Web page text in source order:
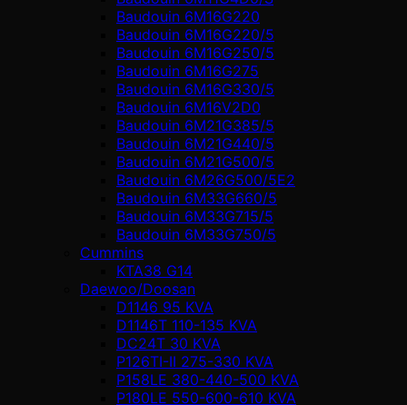
Baudouin 6M16G220
Baudouin 6M16G220/5
Baudouin 6M16G250/5
Baudouin 6M16G275
Baudouin 6M16G330/5
Baudouin 6M16V2D0
Baudouin 6M21G385/5
Baudouin 6M21G440/5
Baudouin 6M21G500/5
Baudouin 6M26G500/5E2
Baudouin 6M33G660/5
Baudouin 6M33G715/5
Baudouin 6M33G750/5
Cummins
KTA38 G14
Daewoo/Doosan
D1146 95 KVA
D1146T 110-135 KVA
DC24T 30 KVA
P126TI-II 275-330 KVA
P158LE 380-440-500 KVA
P180LE 550-600-610 KVA